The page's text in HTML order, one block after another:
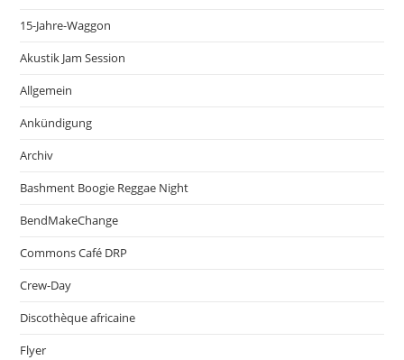
15-Jahre-Waggon
Akustik Jam Session
Allgemein
Ankündigung
Archiv
Bashment Boogie Reggae Night
BendMakeChange
Commons Café DRP
Crew-Day
Discothèque africaine
Flyer